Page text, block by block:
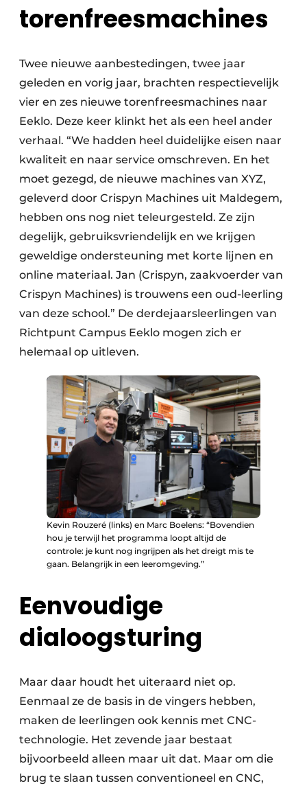
torenfreesmachines
Twee nieuwe aanbestedingen, twee jaar
geleden en vorig jaar, brachten respectievelijk
vier en zes nieuwe torenfreesmachines naar
Eeklo. Deze keer klinkt het als een heel ander
verhaal. “We hadden heel duidelijke eisen naar
kwaliteit en naar service omschreven. En het
moet gezegd, de nieuwe machines van XYZ,
geleverd door Crispyn Machines uit Maldegem,
hebben ons nog niet teleurgesteld. Ze zijn
degelijk, gebruiksvriendelijk en we krijgen
geweldige ondersteuning met korte lijnen en
online materiaal. Jan (Crispyn, zaakvoerder van
Crispyn Machines) is trouwens een oud-leerling
van deze school.” De derdejaarsleerlingen van
Richtpunt Campus Eeklo mogen zich er
helemaal op uitleven.
Kevin Rouzeré (links) en Marc Boelens: “Bovendien
hou je terwijl het programma loopt altijd de
controle: je kunt nog ingrijpen als het dreigt mis te
gaan. Belangrijk in een leeromgeving.”
Eenvoudige
dialoogsturing
Maar daar houdt het uiteraard niet op.
Eenmaal ze de basis in de vingers hebben,
maken de leerlingen ook kennis met CNC-
technologie. Het zevende jaar bestaat
bijvoorbeeld alleen maar uit dat. Maar om die
brug te slaan tussen conventioneel en CNC,